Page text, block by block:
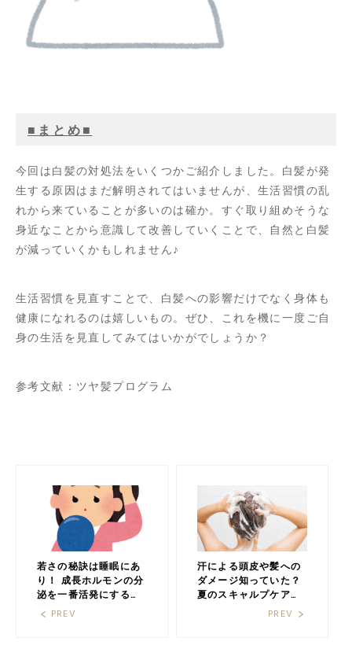
■まとめ■
今回は白髪の対処法をいくつかご紹介しました。白髪が発
生する原因はまだ解明されてはいませんが、生活習慣の乱
れから来ていることが多いのは確か。すぐ取り組めそうな
身近なことから意識して改善していくことで、自然と白髪
が減っていくかもしれません♪
生活習慣を見直すことで、白髪への影響だけでなく身体も
健康になれるのは嬉しいもの。ぜひ、これを機に一度ご自
身の生活を見直してみてはいかがでしょうか？
参考文献：ツヤ髪プログラム
若さの秘訣は睡眠にあ
り！ 成長ホルモンの分
泌を一番活発にするの
はいつ？
PREV
汗による頭皮や髪への
ダメージ知っていた？
夏のスキャルプケアの
PREV